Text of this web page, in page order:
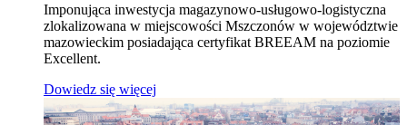
Imponująca inwestycja magazynowo-usługowo-logistyczna
zlokalizowana w miejscowości Mszczonów w województwie
mazowieckim posiadająca certyfikat BREEAM na poziomie
Excellent.
Dowiedz się więcej